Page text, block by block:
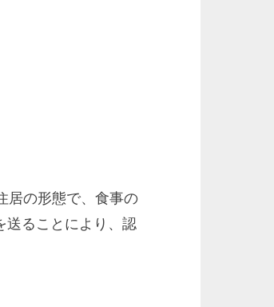
居の形態で、食事の
送ることにより、認